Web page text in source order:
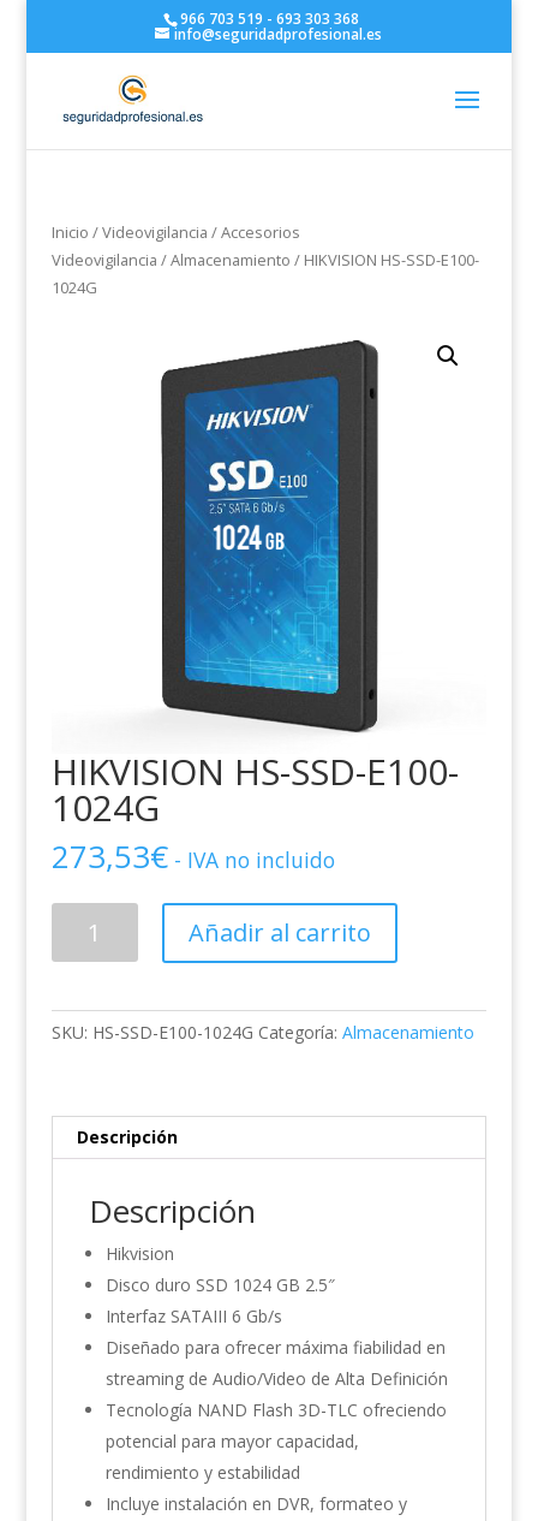
966 703 519 - 693 303 368
info@seguridadprofesional.es
Inicio /Videovigilancia /Accesorios
Videovigilancia /Almacenamiento / HIKVISION HS-SSD-E100-
1024G
HIKVISION HS-SSD-E100-
1024G
273,53€ - IVA no incluido
1024G
Añadir al carrito
SKU: HS-SSD-E100-1024G Categoría: Almacenamiento
Descripción
Descripción
Hikvision
Disco duro SSD 1024 GB 2.5″
Interfaz SATAIII 6 Gb/s
Diseñado para ofrecer máxima fiabilidad en
streaming de Audio/Video de Alta Definición
Tecnología NAND Flash 3D-TLC ofreciendo
potencial para mayor capacidad,
rendimiento y estabilidad
Incluye instalación en DVR, formateo y